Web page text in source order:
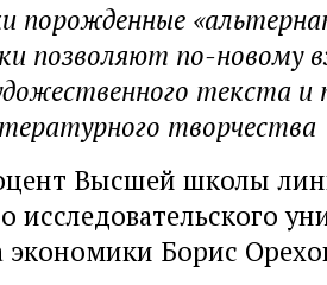
порожденные
позволяют по-новому
текста и
творчества
Высшей школы
исследовательского
Борис